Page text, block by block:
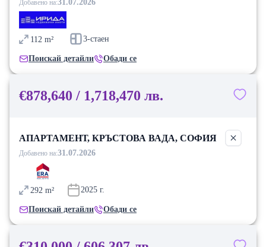
Добавено на:31.07.2026
112 m² 3-стаен
Поискай детайли Обади се
€878,640 / 1,718,470 лв.
АПАРТАМЕНТ, КРЪСТОВА ВАДА, СОФИЯ
Добавено на:31.07.2026
292 m² 2025 г.
Поискай детайли Обади се